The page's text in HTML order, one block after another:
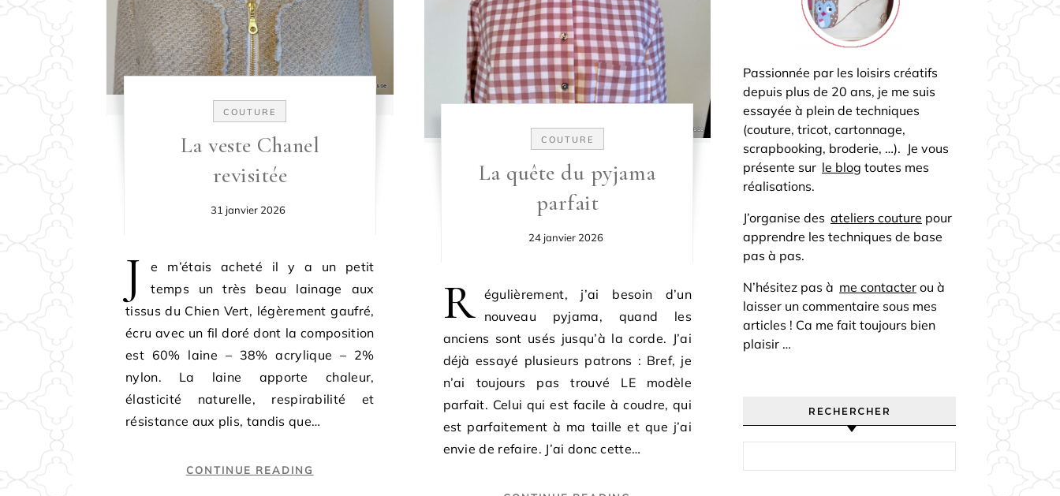
COUTURE
La veste Chanel
revisitée
31 janvier 2026
J
e m’étais acheté il y a un petit
temps un très beau lainage aux
tissus du Chien Vert, légèrement gaufré,
écru avec un fil doré dont la composition
est 60% laine – 38% acrylique – 2%
nylon. La laine apporte chaleur,
élasticité naturelle, respirabilité et
résistance aux plis, tandis que…
CONTINUE READING
COUTURE
La quête du pyjama
parfait
24 janvier 2026
R
égulièrement, j’ai besoin d’un
nouveau pyjama, quand les
anciens sont usés jusqu’à la corde. J’ai
déjà essayé plusieurs patrons : Bref, je
n’ai toujours pas trouvé LE modèle
parfait. Celui qui est facile à coudre, qui
est parfaitement à ma taille et que j’ai
envie de refaire. J’ai donc cette…
Passionnée par les loisirs créatifs
depuis plus de 20 ans, je me suis
essayée à plein de techniques
(couture, tricot, cartonnage,
scrapbooking, broderie, …). Je vous
présente sur le blog toutes mes
réalisations.
J’organise des ateliers couture pour
apprendre les techniques de base
pas à pas.
N’hésitez pas à me contacter ou à
laisser un commentaire sous mes
articles ! Ca me fait toujours bien
plaisir …
RECHERCHER